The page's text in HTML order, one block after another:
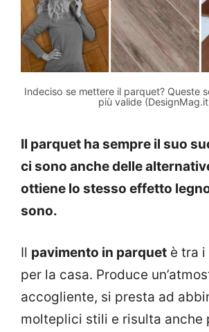
Indeciso se mettere il parquet? Queste
più valide
Il parquet ha sempre il suo
ci sono anche delle
ottiene lo stesso effetto
sono.
Il pavimento in parquet è tra
per la casa. Produce
accogliente, si presta ad
molteplici stili e risulta anche